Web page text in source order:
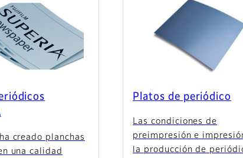
creado planchas
una calidad
Platos de periódico
Las condiciones de
preimpresión e
la producción de